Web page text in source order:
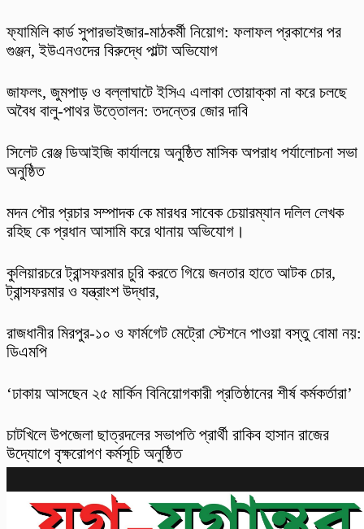
ফ্যামিলি কার্ড সুপারভাইজার-মাঠকর্মী নিয়োগ: ফলাফল প্রকাশের পর
গুঞ্জন, ইউএনওদের বিরুদ্ধে পাল্টা অভিযোগ
​জাফলং, জুমপাড় ও বল্লাঘাটে ইসিএ এলাকা তোয়াক্কা না করে চলছে
অবৈধ বালু-পাথর উত্তোলন: তদন্তের জোর দাবি
‎সিলেট রেঞ্জ ডিআইজি কার্যালয়ে অনুষ্ঠিত মাসিক অপরাধ পর্যালোচনা সভা
অনুষ্ঠিত
মদন পৌর প্রচার সম্পাদক কে মারধর সাবেক চেয়ারম্যান দলিল লেখক
রহিছ কে প্রধান আসামি করে থানায় অভিযোগ।
কুলিয়ারচরে ট্রান্সফরমার চুরি করতে গিয়ে জনতার হাতে আটক চোর,
ট্রান্সফরমার ও যন্ত্রাংশ উদ্ধার,
রাজধানীর মিরপুর-১০ ও ফার্মগেট মেট্রো স্টেশনে পাওয়া বস্তু বোমা নয়:
ডিএমপি
‘ঢাকায় আসছেন ২৫ মার্কিন বিনিয়োগকারী প্রতিষ্ঠানের শীর্ষ কর্মকর্তারা’
চাটখিলে উপজেলা ছাত্রদলের সভাপতি প্রার্থী রাকিব হাসান রাজের
উদ্যোগে বৃক্ষরোপণ কর্মসূচি অনুষ্ঠিত